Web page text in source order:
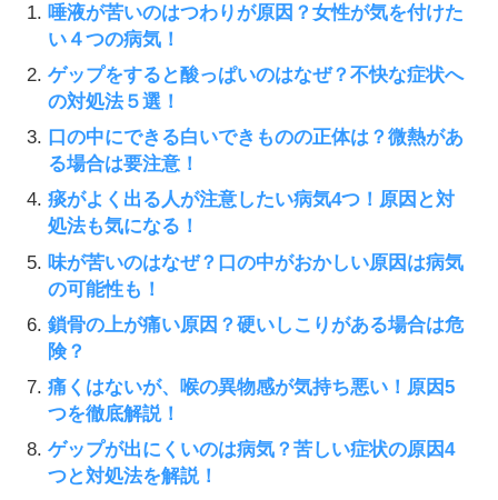
唾液が苦いのはつわりが原因？女性が気を付けた
い４つの病気！
ゲップをすると酸っぱいのはなぜ？不快な症状へ
の対処法５選！
口の中にできる白いできものの正体は？微熱があ
る場合は要注意！
痰がよく出る人が注意したい病気4つ！原因と対
処法も気になる！
味が苦いのはなぜ？口の中がおかしい原因は病気
の可能性も！
鎖骨の上が痛い原因？硬いしこりがある場合は危
険？
痛くはないが、喉の異物感が気持ち悪い！原因5
つを徹底解説！
ゲップが出にくいのは病気？苦しい症状の原因4
つと対処法を解説！